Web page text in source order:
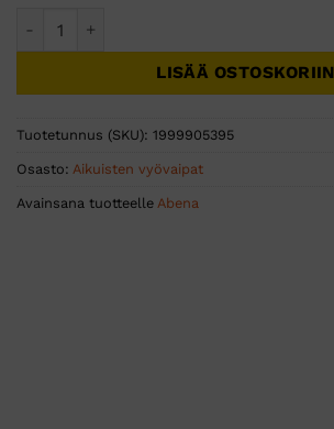
LISÄÄ OSTOSKORIIN
Tuotetunnus (SKU): 1999905395
Osasto: Aikuisten vyövaipat
Avainsana tuotteelle Abena